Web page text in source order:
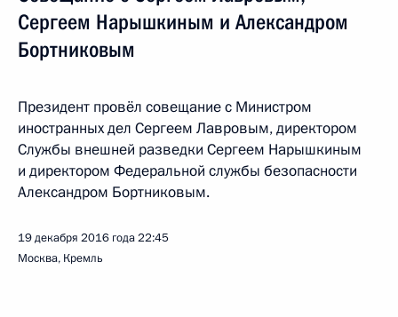
Сергеем Нарышкиным и Александром
Бортниковым
Президент провёл совещание с Министром
иностранных дел Сергеем Лавровым, директором
Службы внешней разведки Сергеем Нарышкиным
и директором Федеральной службы безопасности
Александром Бортниковым.
19 декабря 2016 года22:45
Москва, Кремль